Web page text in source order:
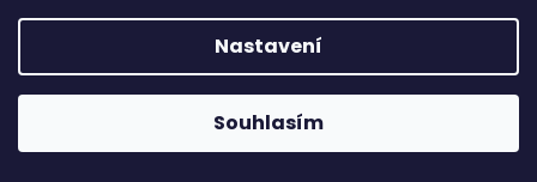
Nastavení
Souhlasím